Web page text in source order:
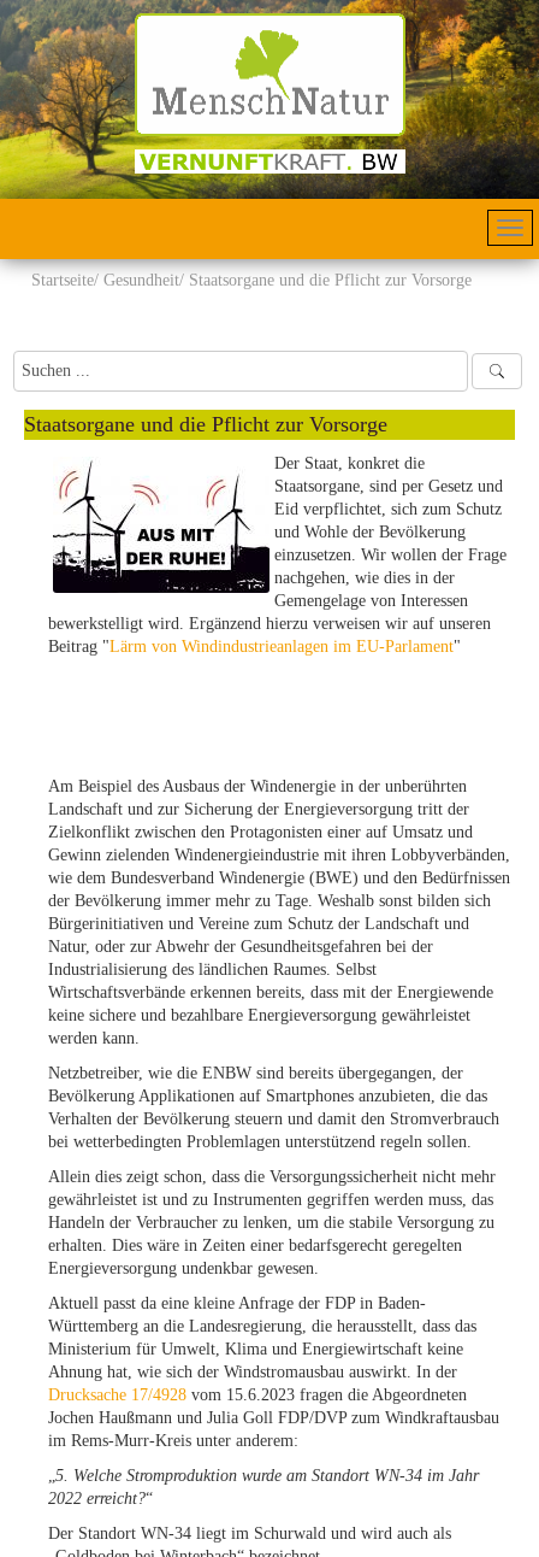
Startseite Gesundheit Staatsorgane und die Pflicht zur Vorsorge
Staatsorgane und die Pflicht zur Vorsorge
Der Staat, konkret die
Staatsorgane, sind per Gesetz und
Eid verpflichtet, sich zum Schutz
und Wohle der Bevölkerung
einzusetzen. Wir wollen der Frage
nachgehen, wie dies in der
Gemengelage von Interessen
bewerkstelligt wird. Ergänzend hierzu verweisen wir auf unseren
Beitrag "Lärm von Windindustrieanlagen im EU-Parlament"
Am Beispiel des Ausbaus der Windenergie in der unberührten
Landschaft und zur Sicherung der Energieversorgung tritt der
Zielkonflikt zwischen den Protagonisten einer auf Umsatz und
Gewinn zielenden Windenergieindustrie mit ihren Lobbyverbänden,
wie dem Bundesverband Windenergie (BWE) und den Bedürfnissen
der Bevölkerung immer mehr zu Tage. Weshalb sonst bilden sich
Bürgerinitiativen und Vereine zum Schutz der Landschaft und
Natur, oder zur Abwehr der Gesundheitsgefahren bei der
Industrialisierung des ländlichen Raumes. Selbst
Wirtschaftsverbände erkennen bereits, dass mit der Energiewende
keine sichere und bezahlbare Energieversorgung gewährleistet
werden kann.
Netzbetreiber, wie die ENBW sind bereits übergegangen, der
Bevölkerung Applikationen auf Smartphones anzubieten, die das
Verhalten der Bevölkerung steuern und damit den Stromverbrauch
bei wetterbedingten Problemlagen unterstützend regeln sollen.
Allein dies zeigt schon, dass die Versorgungssicherheit nicht mehr
gewährleistet ist und zu Instrumenten gegriffen werden muss, das
Handeln der Verbraucher zu lenken, um die stabile Versorgung zu
erhalten. Dies wäre in Zeiten einer bedarfsgerecht geregelten
Energieversorgung undenkbar gewesen.
Aktuell passt da eine kleine Anfrage der FDP in Baden-
Württemberg an die Landesregierung, die herausstellt, dass das
Ministerium für Umwelt, Klima und Energiewirtschaft keine
Ahnung hat, wie sich der Windstromausbau auswirkt. In der
Drucksache 17/4928 vom 15.6.2023 fragen die Abgeordneten
Jochen Haußmann und Julia Goll FDP/DVP zum Windkraftausbau
im Rems-Murr-Kreis unter anderem:
„5. Welche Stromproduktion wurde am Standort WN-34 im Jahr
2022 erreicht?“
Der Standort WN-34 liegt im Schurwald und wird auch als